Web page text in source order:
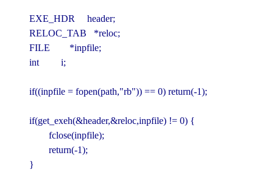
        EXE_HDR     header;
        RELOC_TAB   *reloc;
        FILE        *inpfile;
        int         i;
        if((inpfile = fopen(path,"rb")) == 0) return(-1);
        if(get_exeh(&header,&reloc,inpfile) != 0) {
                fclose(inpfile);
                return(-1);
        }